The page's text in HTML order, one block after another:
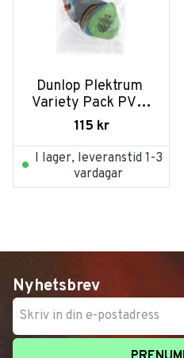
Dunlop Plektrum
Variety Pack PVP-
102 VAR -
115 kr
I lager, leveranstid 1-3
vardagar
Nyhetsbrev